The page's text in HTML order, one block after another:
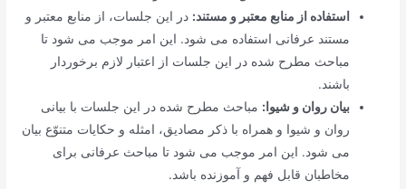
استفاده از منابع معتبر و مستند: در این جلسات، از منابع معتبر و
مستند عرفانی استفاده می شود. این امر موجب می شود تا
مباحث مطرح شده در این جلسات از اعتبار لازم برخوردار
باشند.
بیان روان و شیوا: مباحث مطرح شده در این جلسات با بیانی
روان و شیوا و همراه با ذکر مصادیق، امثله و حکایات متنوّع بیان
می شود. این امر موجب می شود تا مباحث عرفانی برای
مخاطبان قابل فهم و آموزنده باشد.